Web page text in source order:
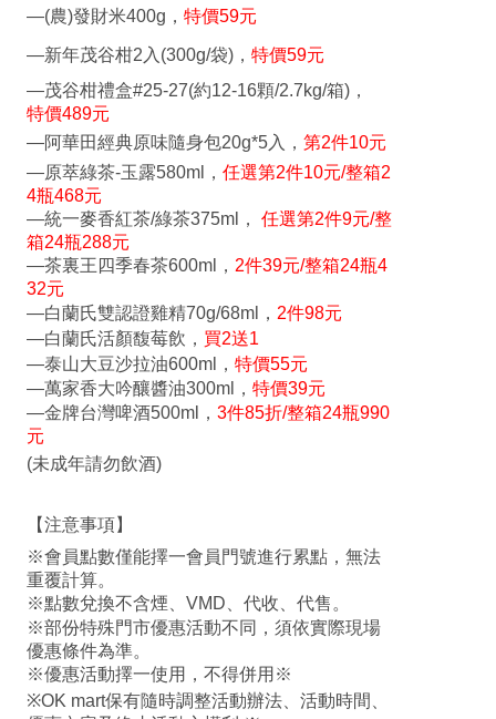
—(農)發財米400g， 特價59元
—新年茂谷柑2入(300g/袋)， 特價59元
—茂谷柑禮盒#25-27(約12-16顆/2.7kg/箱)，
特價489元
—阿華田經典原味隨身包20g*5入， 第2件10元
—原萃綠茶-玉露580ml， 任選第2件10元/整箱2
4瓶468元
—統一麥香紅茶/綠茶375ml， 任選第2件9元/整
箱24瓶288元
—茶裏王四季春茶600ml， 2件39元/整箱24瓶4
32元
—白蘭氏雙認證雞精70g/68ml， 2件98元
—白蘭氏活顏馥莓飲， 買2送1
—泰山大豆沙拉油600ml， 特價55元
—萬家香大吟釀醬油300ml， 特價39元
—金牌台灣啤酒500ml， 3件85折/整箱24瓶990
元
(未成年請勿飲酒)
【注意事項】
※會員點數僅能擇一會員門號進行累點，無法
重覆計算。
※點數兌換不含煙、VMD、代收、代售。
※部份特殊門市優惠活動不同，須依實際現場
優惠條件為準。
※優惠活動擇一使用，不得併用※
※OK mart保有隨時調整活動辦法、活動時間、